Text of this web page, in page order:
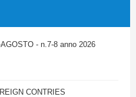
- n.7-8 anno 2026
CONTRIES